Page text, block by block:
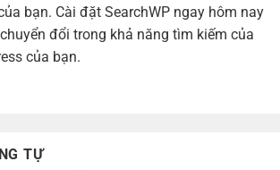
bạn. Cài đặt SearchWP ngay hôm nay
đổi trong khả năng tìm kiếm của
của bạn.
TỰ